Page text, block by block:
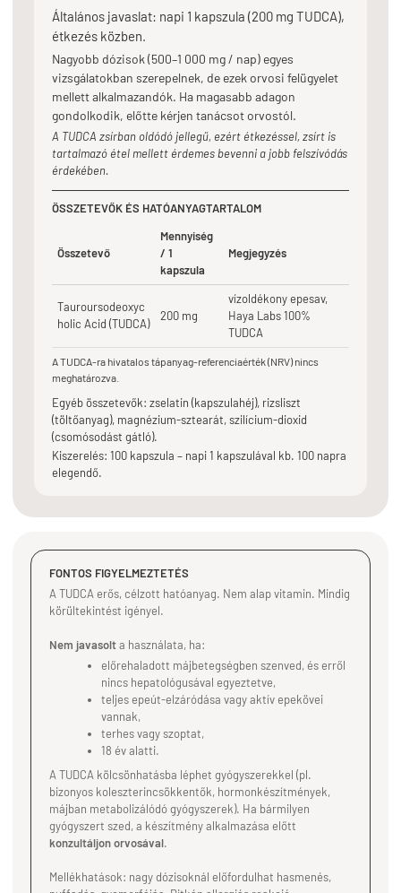
Általános javaslat: napi 1 kapszula (200 mg TUDCA),
étkezés közben.
Nagyobb dózisok (500–1 000 mg / nap) egyes
vizsgálatokban szerepelnek, de ezek orvosi felügyelet
mellett alkalmazandók. Ha magasabb adagon
gondolkodik, előtte kérjen tanácsot orvostól.
A TUDCA zsírban oldódó jellegű, ezért étkezéssel, zsírt is
tartalmazó étel mellett érdemes bevenni a jobb felszívódás
érdekében.
ÖSSZETEVŐK ÉS HATÓANYAGTARTALOM
Összetevő
Mennyiség
/ 1
kapszula
Megjegyzés
Tauroursodeoxyc
holic Acid (TUDCA)
200 mg
vízoldékony epesav,
Haya Labs 100%
TUDCA
A TUDCA-ra hivatalos tápanyag-referenciaérték (NRV) nincs
meghatározva.
Egyéb összetevők: zselatin (kapszulahéj), rizsliszt
(töltőanyag), magnézium-sztearát, szilícium-dioxid
(csomósodást gátló).
Kiszerelés: 100 kapszula – napi 1 kapszulával kb. 100 napra
elegendő.
FONTOS FIGYELMEZTETÉS
A TUDCA erős, célzott hatóanyag. Nem alap vitamin. Mindig
körültekintést igényel.
Nem javasolta használata, ha:
előrehaladott májbetegségben szenved, és erről
nincs hepatológusával egyeztetve,
teljes epeút-elzáródása vagy aktív epekövei
vannak,
terhes vagy szoptat,
18 év alatti.
A TUDCA kölcsönhatásba léphet gyógyszerekkel (pl.
bizonyos koleszterincsökkentők, hormonkészítmények,
májban metabolizálódó gyógyszerek). Ha bármilyen
gyógyszert szed, a készítmény alkalmazása előtt
konzultáljon orvosával.
Mellékhatások: nagy dózisoknál előfordulhat hasmenés,